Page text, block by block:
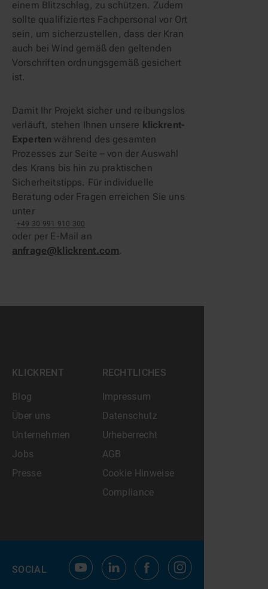
einem Blitzschlag, zu schützen. Zudem
sollte qualifiziertes Fachpersonal vor Ort
sein, um sicherzustellen, dass der Kran
auch bei Wind gemäß den geltenden
Vorschriften ordnungsgemäß gesichert
ist.
Damit Ihr Projekt sicher und reibungslos
verläuft, stehen Ihnen unsere klickrent-
Experten während des gesamten
Prozesses zur Seite – von der Auswahl
des Krans bis hin zu praktischen
Sicherheitstipps. Für individuelle
Beratung oder Fragen erreichen Sie uns
unter
+49 30 991 910 300
oder per E-Mail an
anfrage@klickrent.com.
KLICKRENT
Blog
Über uns
Unternehmen
Jobs
Presse
RECHTLICHES
Impressum
Datenschutz
Urheberrecht
AGB
Cookie Hinweise
Compliance
SOCIAL